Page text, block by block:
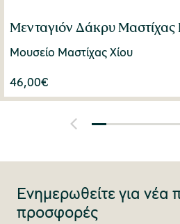
Μενταγιόν Δάκρυ Μαστίχας
Μουσείο Μαστίχας Χίου
46,00€
Ενημερωθείτε για νέα
προσφορές